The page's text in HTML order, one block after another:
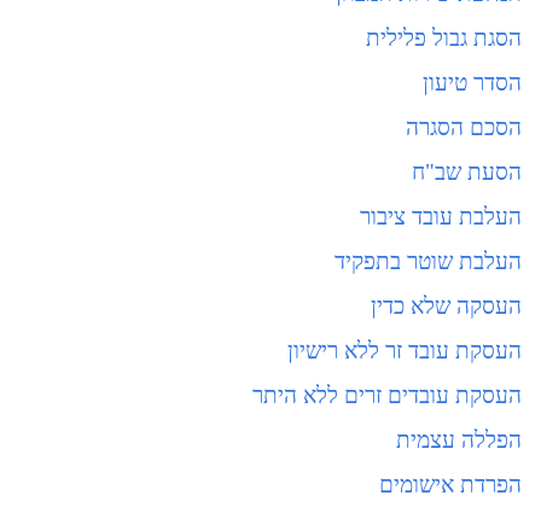
הסגת גבול פלילית
הסדר טיעון
הסכם הסגרה
הסעת שב"ח
העלבת עובד ציבור
העלבת שוטר בתפקיד
העסקה שלא כדין
העסקת עובד זר ללא רישיון
העסקת עובדים זרים ללא היתר
הפללה עצמית
הפרדת אישומים